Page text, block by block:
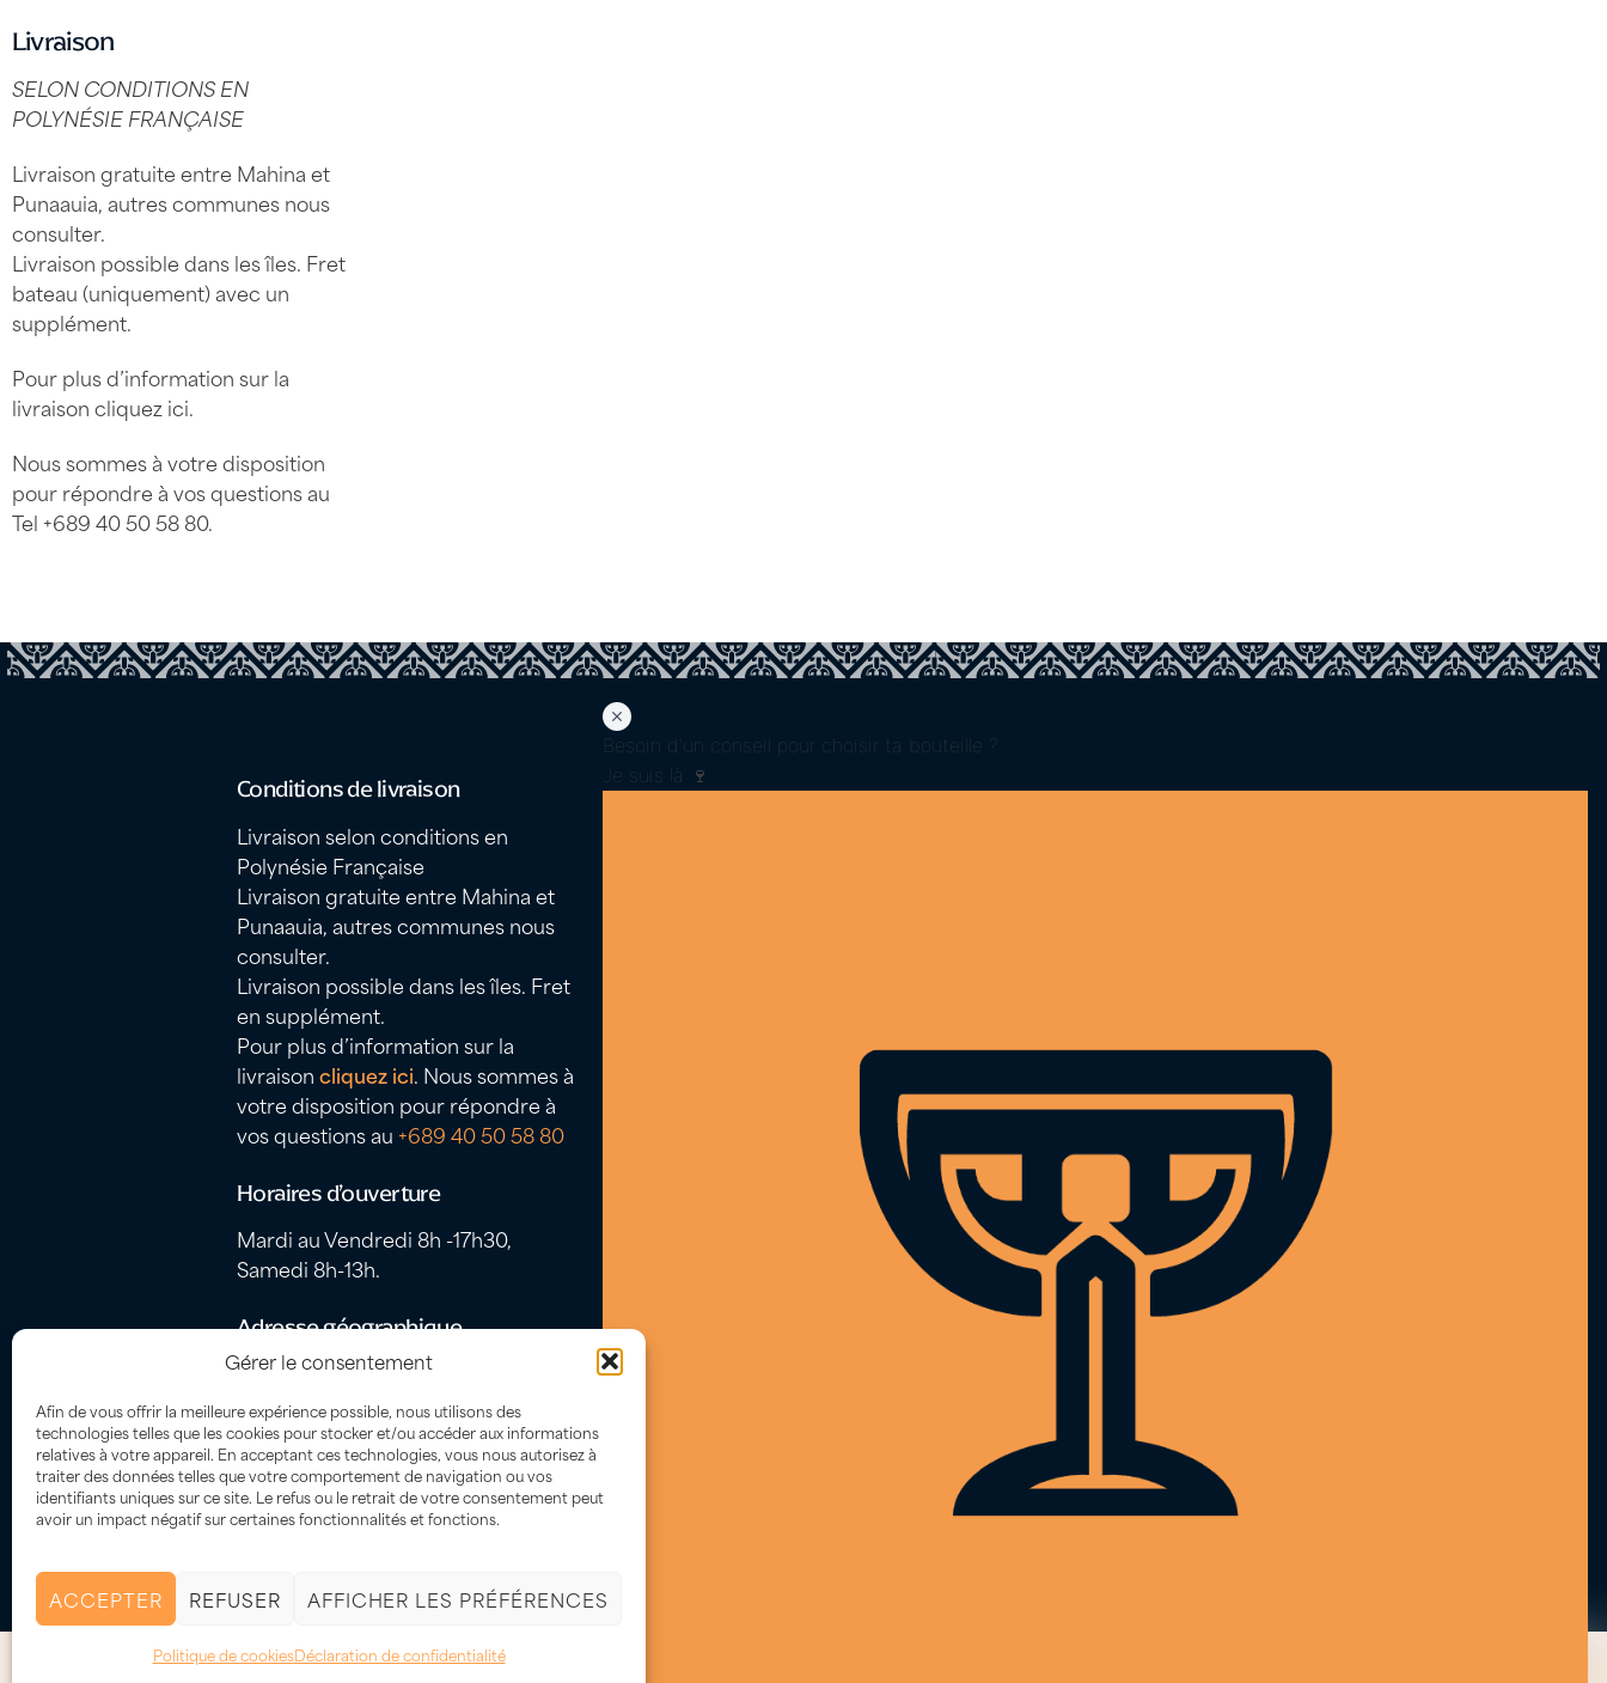
Gérer le consentement
Afin de vous offrir la meilleure expérience possible, nous utilisons des
technologies telles que les cookies pour stocker et/ou accéder aux informations
relatives à votre appareil. En acceptant ces technologies, vous nous autorisez à
traiter des données telles que votre comportement de navigation ou vos
identifiants uniques sur ce site. Le refus ou le retrait de votre consentement peut
avoir un impact négatif sur certaines fonctionnalités et fonctions.
ACCEPTER REFUSER AFFICHER LES PRÉFÉRENCES
Politique de cookiesDéclaration de confidentialité
Livraison
SELON CONDITIONS EN
POLYNÉSIE FRANÇAISE
Livraison gratuite entre Mahina et
Punaauia, autres communes nous
consulter.
Livraison possible dans les îles. Fret
bateau (uniquement) avec un
supplément.
Pour plus d’information sur la
livraisoncliquez ici.
Nous sommes à votre disposition
pour répondre à vos questions au
Tel +689 40 50 58 80.
Conditions de livraison
Livraison selon conditions en
Polynésie Française
Livraison gratuite entre Mahina et
Punaauia, autres communes nous
consulter.
Livraison possible dans les îles. Fret
en supplément.
Pour plus d’information sur la
livraisoncliquez ici. Nous sommes à
votre disposition pour répondre à
vos questions au +689 40 50 58 80
Horaires d’ouverture
Mardi au Vendredi 8h -17h30,
Samedi 8h-13h.
Adresse géographique
Fare Ute – Z.I. Papeava, Port
autonome de Papeete, 98714
Papeete
40 50 58 80
NEWSLETTER
Ne manquez plus aucune belle
bouteille. Recevez chaque mois nos
meilleures offres et l’agenda de nos
L’abus d’alcool est dangereux
pour la santé, à consommer
Politique de confidentialités et cookies–Informations légales
Besoin d'un conseil pour choisir ta bouteille ?
Je suis là 🍷